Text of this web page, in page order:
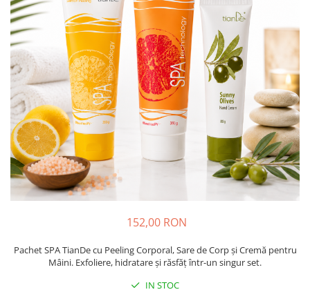
Bioactivatori & Tratamente Fose
Septice
Manusi Protectie
Solutii curatare mobila
Ceaiuri
Cosmetice
Vopsea Par
Ingrijire Par
Ingrijire corp
Ingrijire maini
Ingrijire picioare
Ingrijire Urechi
Îngrijire Ten
Curatare Intretinere Incaltaminte
Farmaceutice
Igiena Orala
Make-up
152,00 RON
Pachet SPA TianDe cu Peeling Corporal, Sare de Corp și Cremă pentru
Mâini. Exfoliere, hidratare și răsfăț într-un singur set.
IN STOC